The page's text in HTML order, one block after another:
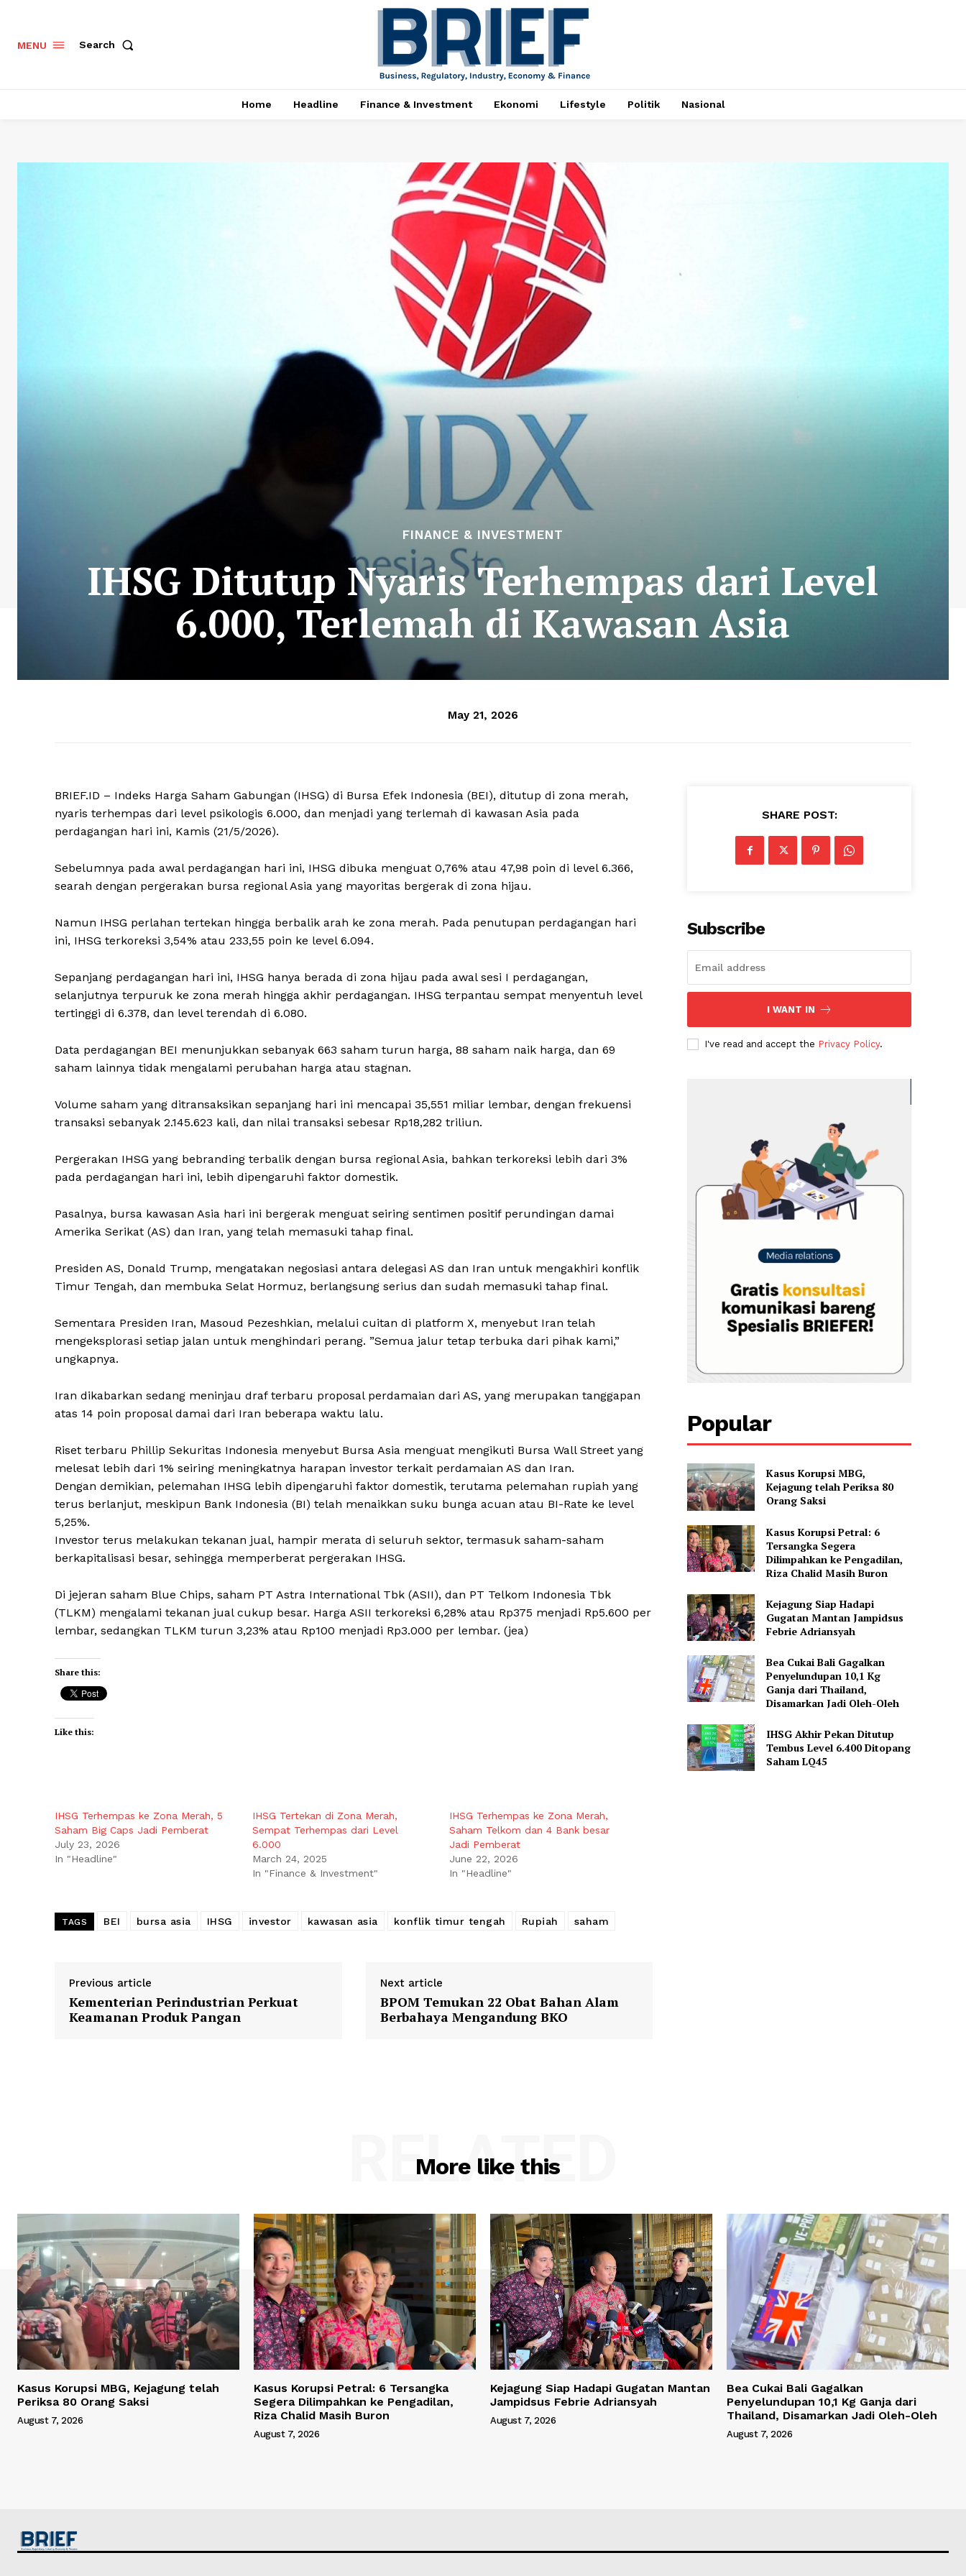
MENU Search
Home Headline Finance & Investment Ekonomi Lifestyle Politik Nasional
FINANCE & INVESTMENT
IHSG Ditutup Nyaris Terhempas dari Level
6.000, Terlemah di Kawasan Asia
May 21, 2026
BRIEF.ID – Indeks Harga Saham Gabungan (IHSG) di Bursa Efek Indonesia (BEI), ditutup di zona merah,
nyaris terhempas dari level psikologis 6.000, dan menjadi yang terlemah di kawasan Asia pada
perdagangan hari ini, Kamis (21/5/2026).
Sebelumnya pada awal perdagangan hari ini, IHSG dibuka menguat 0,76% atau 47,98 poin di level 6.366,
searah dengan pergerakan bursa regional Asia yang mayoritas bergerak di zona hijau.
Namun IHSG perlahan tertekan hingga berbalik arah ke zona merah. Pada penutupan perdagangan hari
ini, IHSG terkoreksi 3,54% atau 233,55 poin ke level 6.094.
Sepanjang perdagangan hari ini, IHSG hanya berada di zona hijau pada awal sesi I perdagangan,
selanjutnya terpuruk ke zona merah hingga akhir perdagangan. IHSG terpantau sempat menyentuh level
tertinggi di 6.378, dan level terendah di 6.080.
Data perdagangan BEI menunjukkan sebanyak 663 saham turun harga, 88 saham naik harga, dan 69
saham lainnya tidak mengalami perubahan harga atau stagnan.
Volume saham yang ditransaksikan sepanjang hari ini mencapai 35,551 miliar lembar, dengan frekuensi
transaksi sebanyak 2.145.623 kali, dan nilai transaksi sebesar Rp18,282 triliun.
Pergerakan IHSG yang bebranding terbalik dengan bursa regional Asia, bahkan terkoreksi lebih dari 3%
pada perdagangan hari ini, lebih dipengaruhi faktor domestik.
Pasalnya, bursa kawasan Asia hari ini bergerak menguat seiring sentimen positif perundingan damai
Amerika Serikat (AS) dan Iran, yang telah memasuki tahap final.
Presiden AS, Donald Trump, mengatakan negosiasi antara delegasi AS dan Iran untuk mengakhiri konflik
Timur Tengah, dan membuka Selat Hormuz, berlangsung serius dan sudah memasuki tahap final.
Sementara Presiden Iran, Masoud Pezeshkian, melalui cuitan di platform X, menyebut Iran telah
mengeksplorasi setiap jalan untuk menghindari perang. ”Semua jalur tetap terbuka dari pihak kami,”
ungkapnya.
Iran dikabarkan sedang meninjau draf terbaru proposal perdamaian dari AS, yang merupakan tanggapan
atas 14 poin proposal damai dari Iran beberapa waktu lalu.
Riset terbaru Phillip Sekuritas Indonesia menyebut Bursa Asia menguat mengikuti Bursa Wall Street yang
melesat lebih dari 1% seiring meningkatnya harapan investor terkait perdamaian AS dan Iran.
Dengan demikian, pelemahan IHSG lebih dipengaruhi faktor domestik, terutama pelemahan rupiah yang
terus berlanjut, meskipun Bank Indonesia (BI) telah menaikkan suku bunga acuan atau BI-Rate ke level
5,25%.
Investor terus melakukan tekanan jual, hampir merata di seluruh sektor, termasuk saham-saham
berkapitalisasi besar, sehingga memperberat pergerakan IHSG.
Di jejeran saham Blue Chips, saham PT Astra International Tbk (ASII), dan PT Telkom Indonesia Tbk
(TLKM) mengalami tekanan jual cukup besar. Harga ASII terkoreksi 6,28% atau Rp375 menjadi Rp5.600 per
lembar, sedangkan TLKM turun 3,23% atau Rp100 menjadi Rp3.000 per lembar. (jea)
Share this:
Like this:
IHSG Terhempas ke Zona Merah, 5
Saham Big Caps Jadi Pemberat
July 23, 2026
In "Headline"
IHSG Tertekan di Zona Merah,
Sempat Terhempas dari Level
6.000
March 24, 2025
In "Finance & Investment"
IHSG Terhempas ke Zona Merah,
Saham Telkom dan 4 Bank besar
Jadi Pemberat
June 22, 2026
In "Headline"
TAGS BEI bursa asia IHSG investor kawasan asia konflik timur tengah Rupiah saham
Previous article
Kementerian Perindustrian Perkuat
Keamanan Produk Pangan
Next article
BPOM Temukan 22 Obat Bahan Alam
Berbahaya Mengandung BKO
SHARE POST:
Subscribe
I WANT IN
I've read and accept the Privacy Policy.
Popular
Kasus Korupsi MBG,
Kejagung telah Periksa 80
Orang Saksi
Kasus Korupsi Petral: 6
Tersangka Segera
Dilimpahkan ke Pengadilan,
Riza Chalid Masih Buron
Kejagung Siap Hadapi
Gugatan Mantan Jampidsus
Febrie Adriansyah
Bea Cukai Bali Gagalkan
Penyelundupan 10,1 Kg
Ganja dari Thailand,
Disamarkan Jadi Oleh-Oleh
IHSG Akhir Pekan Ditutup
Tembus Level 6.400 Ditopang
Saham LQ45
More like this
RELATED
Kasus Korupsi MBG, Kejagung telah
Periksa 80 Orang Saksi
August 7, 2026
Kasus Korupsi Petral: 6 Tersangka
Segera Dilimpahkan ke Pengadilan,
Riza Chalid Masih Buron
August 7, 2026
Kejagung Siap Hadapi Gugatan Mantan
Jampidsus Febrie Adriansyah
August 7, 2026
Bea Cukai Bali Gagalkan
Penyelundupan 10,1 Kg Ganja dari
Thailand, Disamarkan Jadi Oleh-Oleh
August 7, 2026